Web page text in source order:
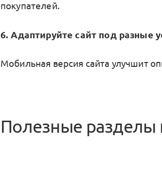
покупателей.
6. Адаптируйте сайт под разные
Мобильная версия сайта улучшит
Полезные разделы